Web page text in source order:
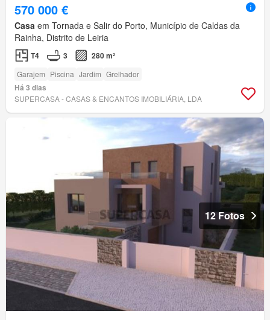
570 000 €
Casa em Tornada e Salir do Porto, Município de Caldas da
Rainha, Distrito de Leiria
T4 3 280 m²
Garajem Piscina Jardim Grelhador
Há 3 dias
SUPERCASA - CASAS & ENCANTOS IMOBILIÁRIA, LDA
12 Fotos